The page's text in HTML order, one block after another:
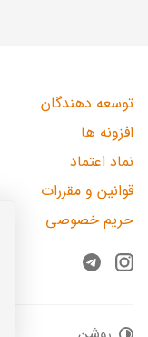
توسعه دهندگان
افزونه ها
نماد اعتماد
قوانین و مقررات
حریم خصوصی
Instagram
Telegram